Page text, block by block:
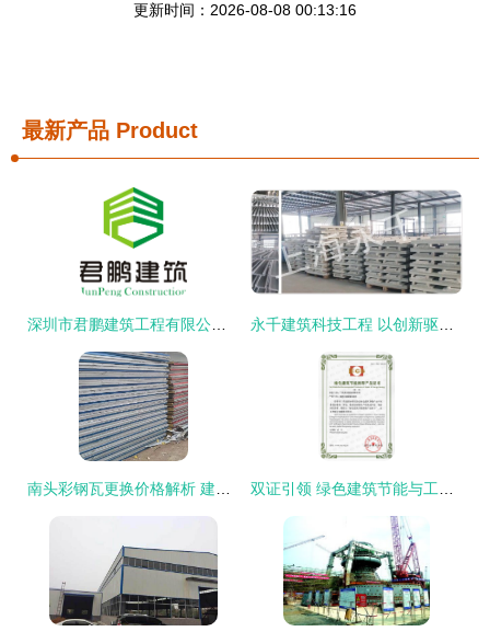
更新时间：2026-08-08 00:13:16
最新产品 Product